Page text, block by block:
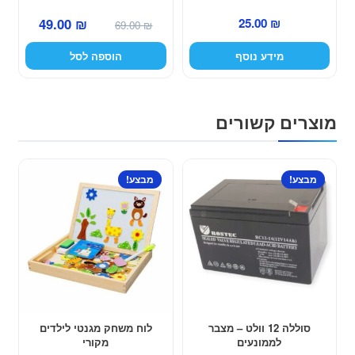
25.00 ₪
מידע נוסף
69.00₪
המחיר
המקורי
היה:
49.00 ₪
המחיר
הנוכחי
הוא:
הוספה לסל
מוצרים קשורים
סוללה 12 וולט – מצבר
לממונעים
מבצע!
למוצר
זה
מספר
סוגים.
ניתן
לבחור
האפשרויות
לוח משחק מגנטי לילדים
מקורי
מבצע!